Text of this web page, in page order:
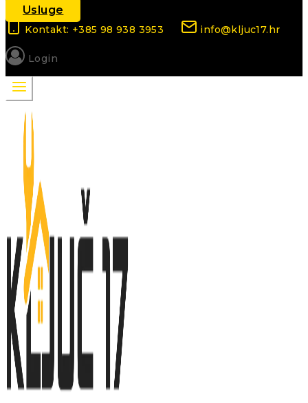
Usluge
Kontakt: +385 98 938 3953 info@kljuc17.hr
Login